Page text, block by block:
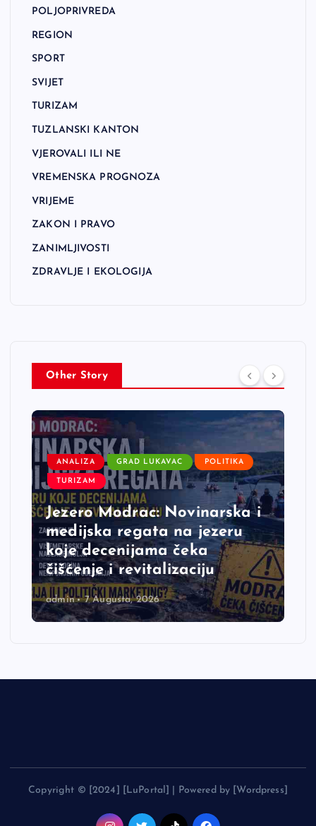
POLJOPRIVREDA
REGION
SPORT
SVIJET
TURIZAM
TUZLANSKI KANTON
VJEROVALI ILI NE
VREMENSKA PROGNOZA
VRIJEME
ZAKON I PRAVO
ZANIMLJIVOSTI
ZDRAVLJE I EKOLOGIJA
Other Story
ANALIZA GRAD LUKAVAC POLITIKA
TURIZAM
Jezero Modrac: Novinarska i
medijska regata na jezeru
koje decenijama čeka
čišćenje i revitalizaciju
admin 7 Augusta, 2026
Copyright © [2024] [LuPortal] | Powered by [Wordpress]